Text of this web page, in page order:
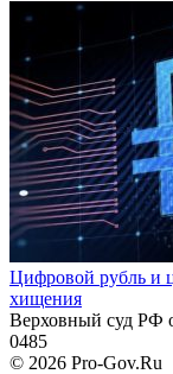
Цифровой рубль и
хищения
Верховный суд РФ
0485
© 2026 Pro-Gov.Ru